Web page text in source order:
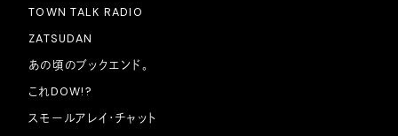
TOWN TALK RADIO
ZATSUDAN
あの頃のブックエンド。
これDOW!?
スモールアレイ・チャット